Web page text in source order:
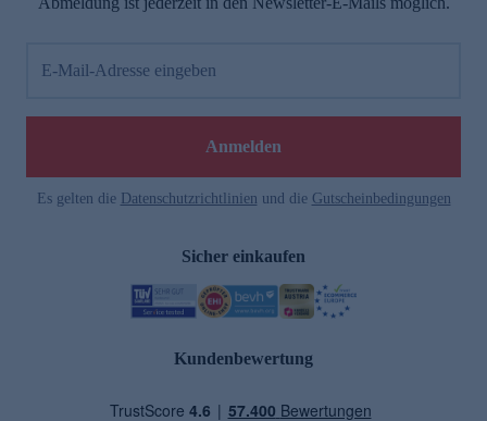
E-Mail-Adresse eingeben
Anmelden
Es gelten die Datenschutzrichtlinien und die Gutscheinbedingungen
Sicher einkaufen
Kundenbewertung